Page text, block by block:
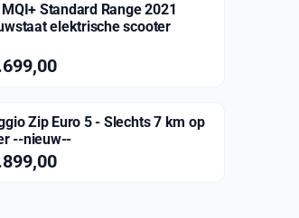
Standard Range 2021
elektrische scooter
1 699,00
Zip Euro 5 - Slechts 7 km op
--nieuw--
2 899,00